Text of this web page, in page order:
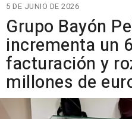
5 DE JUNIO DE 2026
Grupo Bayón
incrementa un
facturación y
millones de